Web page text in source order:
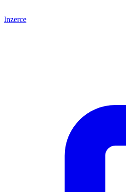
Inzerce